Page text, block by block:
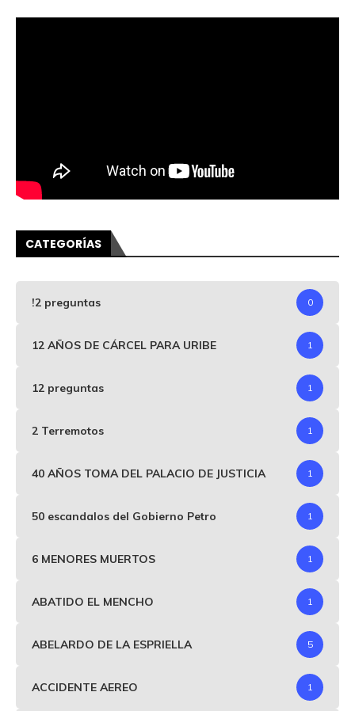
CATEGORÍAS
!2 preguntas 0
12 AÑOS DE CÁRCEL PARA URIBE 1
12 preguntas 1
2 Terremotos 1
40 AÑOS TOMA DEL PALACIO DE JUSTICIA 1
50 escandalos del Gobierno Petro 1
6 MENORES MUERTOS 1
ABATIDO EL MENCHO 1
ABELARDO DE LA ESPRIELLA 5
ACCIDENTE AEREO 1